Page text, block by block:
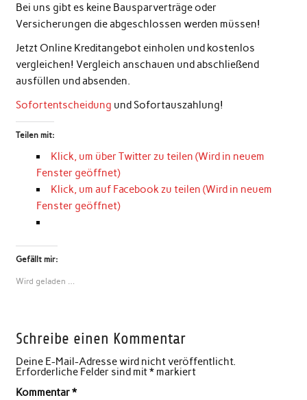
Bei uns gibt es keine Bausparverträge oder
Versicherungen die abgeschlossen werden müssen!
Jetzt Online Kreditangebot einholen und kostenlos
vergleichen! Vergleich anschauen und abschließend
ausfüllen und absenden.
Sofortentscheidung und Sofortauszahlung!
Teilen mit:
Klick, um über Twitter zu teilen (Wird in neuem
Fenster geöffnet)
Klick, um auf Facebook zu teilen (Wird in neuem
Fenster geöffnet)
Gefällt mir:
Wird geladen …
Schreibe einen Kommentar
Deine E-Mail-Adresse wird nicht veröffentlicht.
Erforderliche Felder sind mit*markiert
Kommentar*